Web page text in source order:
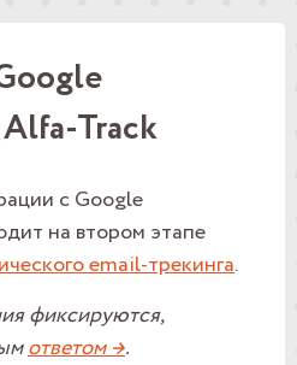
Track
с Google
на втором этапе
email-трекинга.
фиксируются,
ответом →.